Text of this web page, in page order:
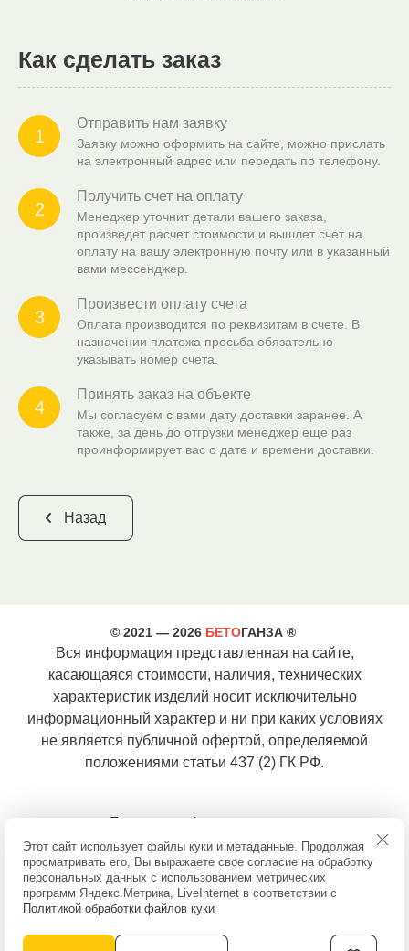
Как сделать заказ
1
Отправить нам заявку
Заявку можно оформить на сайте, можно прислать
на электронный адрес или передать по телефону.
2
Получить счет на оплату
Менеджер уточнит детали вашего заказа,
произведет расчет стоимости и вышлет счет на
оплату на вашу электронную почту или в указанный
вами мессенджер.
3
Произвести оплату счета
Оплата производится по реквизитам в счете. В
назначении платежа просьба обязательно
указывать номер счета.
4
Принять заказ на объекте
Мы согласуем с вами дату доставки заранее. А
также, за день до отгрузки менеджер еще раз
проинформирует вас о дате и времени доставки.
Назад
© 2021 — 2026 БЕТОГАНЗА ®
Вся информация представленная на сайте,
касающаяся стоимости, наличия, технических
характеристик изделий носит исключительно
информационный характер и ни при каких условиях
не является публичной офертой, определяемой
положениями статьи 437 (2) ГК РФ.
Политика конфиденциальности
8 (800) 300 43 54
8 (812) 679 00 40
info@betoganza.ru
Политика конфиденциальности
Соглашение об обработке персональных данных
Полезная информация
Карта сайта
Этот сайт использует файлы куки и метаданные. Продолжая
просматривать его, Вы выражаете свое согласие на обработку
персональных данных с использованием метрических
программ Яндекс.Метрика, LiveInternet в соответствии с
Политикой обработки файлов куки